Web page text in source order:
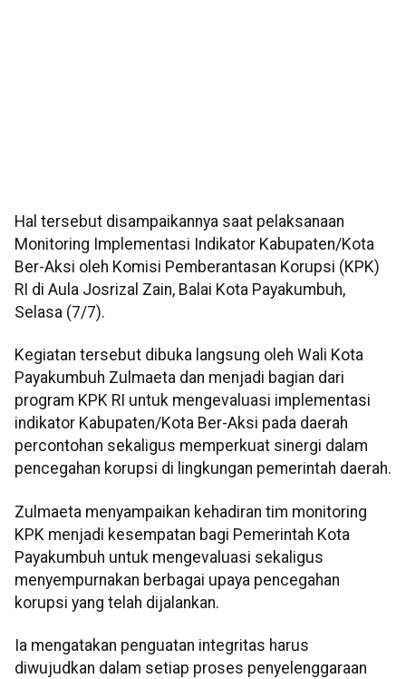
Hal tersebut disampaikannya saat pelaksanaan
Monitoring Implementasi Indikator Kabupaten/Kota
Ber-Aksi oleh Komisi Pemberantasan Korupsi (KPK)
RI di Aula Josrizal Zain, Balai Kota Payakumbuh,
Selasa (7/7).
Kegiatan tersebut dibuka langsung oleh Wali Kota
Payakumbuh Zulmaeta dan menjadi bagian dari
program KPK RI untuk mengevaluasi implementasi
indikator Kabupaten/Kota Ber-Aksi pada daerah
percontohan sekaligus memperkuat sinergi dalam
pencegahan korupsi di lingkungan pemerintah daerah.
Zulmaeta menyampaikan kehadiran tim monitoring
KPK menjadi kesempatan bagi Pemerintah Kota
Payakumbuh untuk mengevaluasi sekaligus
menyempurnakan berbagai upaya pencegahan
korupsi yang telah dijalankan.
Ia mengatakan penguatan integritas harus
diwujudkan dalam setiap proses penyelenggaraan